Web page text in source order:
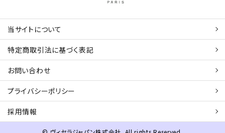
当サイトについて
特定商取引法に基づく表記
お問い合わせ
プライバシーポリシー
採用情報